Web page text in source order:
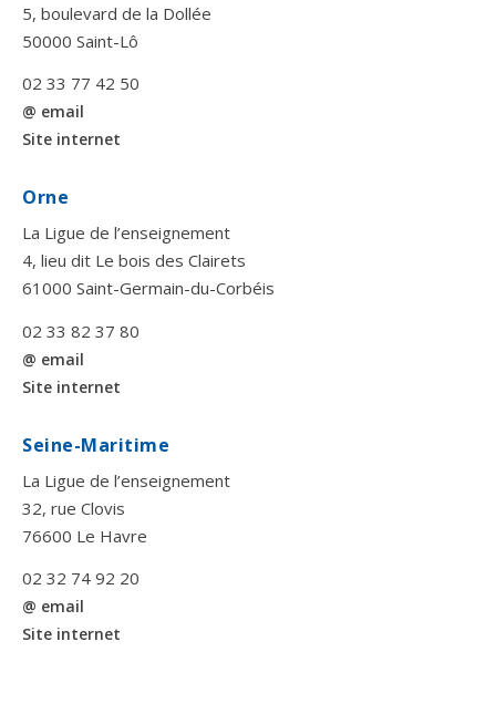
5, boulevard de la Dollée
50000 Saint-Lô
02 33 77 42 50
@ email
Site internet
Orne
La Ligue de l’enseignement
4, lieu dit Le bois des Clairets
61000 Saint-Germain-du-Corbéis
02 33 82 37 80
@ email
Site internet
Seine-Maritime
La Ligue de l’enseignement
32, rue Clovis
76600 Le Havre
02 32 74 92 20
@ email
Site internet